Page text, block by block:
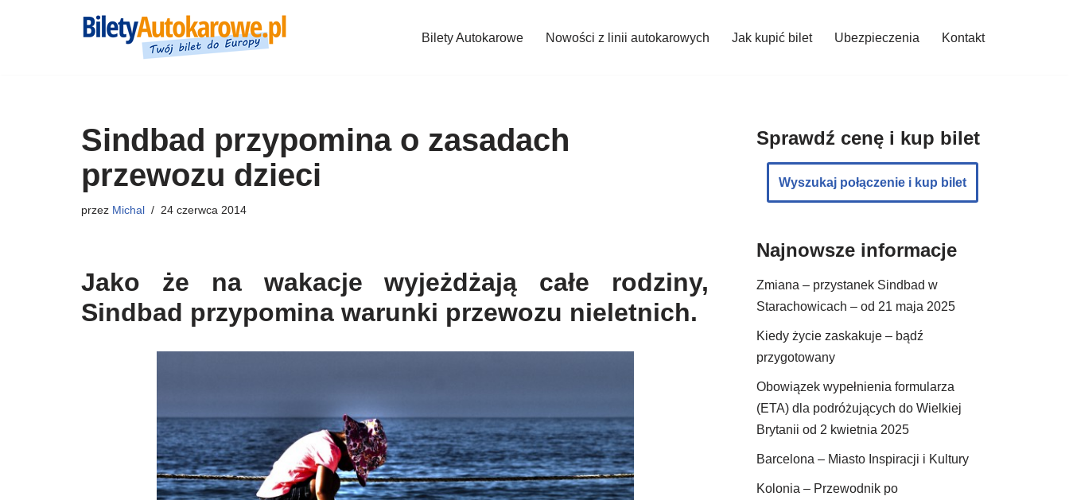
Bilety Autokarowe Nowości z linii autokarowych Jak kupić bilet Ubezpieczenia Kontakt
Sindbad przypomina o zasadach
przewozu dzieci
przez Michal 24 czerwca 2014
Jako że na wakacje wyjeżdżają całe rodziny,
Sindbad przypomina warunki przewozu nieletnich.
Sprawdź cenę i kup bilet
Wyszukaj połączenie i kup bilet
Najnowsze informacje
Zmiana – przystanek Sindbad w
Starachowicach – od 21 maja 2025
Kiedy życie zaskakuje – bądź
przygotowany
Obowiązek wypełnienia formularza
(ETA) dla podróżujących do Wielkiej
Brytanii od 2 kwietnia 2025
Barcelona – Miasto Inspiracji i Kultury
Kolonia – Przewodnik po